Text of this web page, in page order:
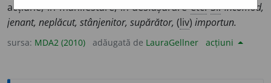
acțiune, în manifestare, în desfășurareetc. Si: incomod,
jenant, neplăcut, stânjenitor, supărător, (liv) importun.
sursa: MDA2 (2010) adăugată de LauraGellner acțiuni